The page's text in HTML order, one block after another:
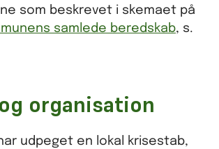
som beskrevet i skemaet på
samlede beredskab, s.
organisation
udpeget en lokal krisestab,